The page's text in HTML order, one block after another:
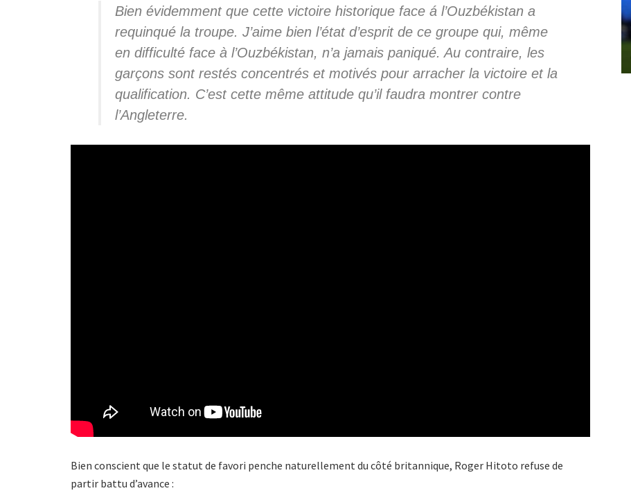
Bien évidemment que cette victoire historique face á l’Ouzbékistan a
requinqué la troupe. J’aime bien l’état d’esprit de ce groupe qui, même
en difficulté face à l’Ouzbékistan, n’a jamais paniqué. Au contraire, les
garçons sont restés concentrés et motivés pour arracher la victoire et la
qualification. C’est cette même attitude qu’il faudra montrer contre
l’Angleterre.
Bien conscient que le statut de favori penche naturellement du côté britannique, Roger Hitoto refuse de
partir battu d’avance :